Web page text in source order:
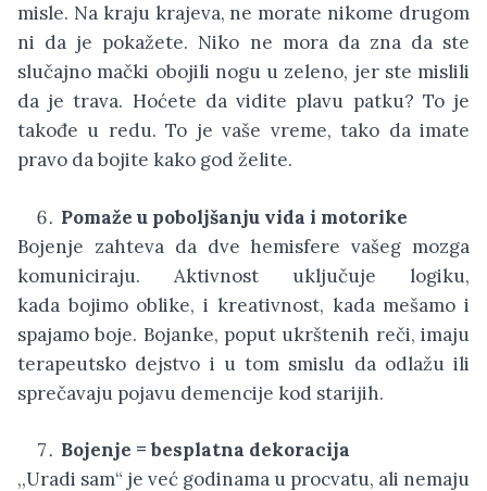
misle. Na kraju krajeva, ne morate nikome drugom
ni da je pokažete. Niko ne mora da zna da ste
slučajno mački obojili nogu u zeleno, jer ste mislili
da je trava. Hoćete da vidite plavu patku? To je
takođe u redu. To je vaše vreme, tako da imate
pravo da bojite kako god želite.
Pomaže u poboljšanju vida i motorike
Bojenje zahteva da dve hemisfere vašeg mozga
komuniciraju. Aktivnost uključuje logiku,
kada bojimo oblike, i kreativnost, kada mešamo i
spajamo boje. Bojanke, poput ukrštenih reči, imaju
terapeutsko dejstvo i u tom smislu da odlažu ili
sprečavaju pojavu demencije kod starijih.
Bojenje = besplatna dekoracija
,,Uradi sam“ je već godinama u procvatu, ali nemaju